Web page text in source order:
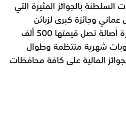
بالجوائز المثيرة التي
من 1000 ريال عماني وجائزة كبرى لزبائن
الأعمال المصرفية المميزة أصالة تصل قيمتها 500 ألف
شهرية منتظمة وطوال
المالية على كافة محافظات